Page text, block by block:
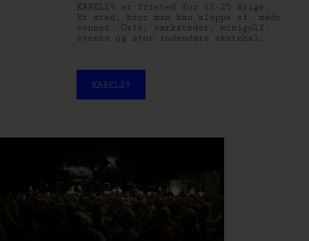
KABEL29 er fristed for 15-25 årige.
Et sted, hvor man kan slappe af, møde
venner. Café, værksteder, minigolf,
events og stor indendørs skatehal.
KABEL29